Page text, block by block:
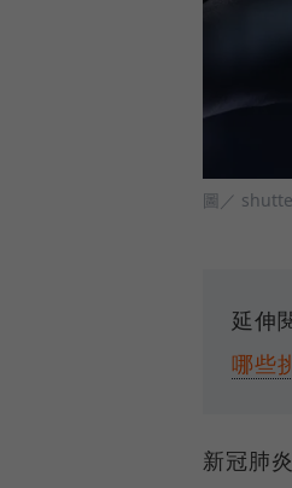
圖／
延伸
哪些
新冠肺